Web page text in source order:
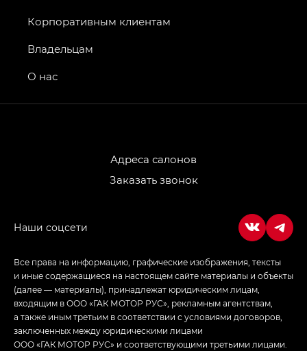
GT, Джи Эль — GL
GS4 — Джи Эс 4 (GS4) в комплектациях Джи Би
привод — GB AWD, Джи Эль Полный привод —
Empow — Эмпау (Empow) в комплектации
Адреса салонов
Заказать звонок
Корпоративным клиентам
Владельцам
О нас
Все права на информацию, графические изображения, тексты
и иные содержащиеся на настоящем сайте материалы и объекты
(далее — материалы), принадлежат юридическим лицам,
входящим в ООО «ГАК МОТОР РУС», рекламным агентствам,
а также иным третьим в соответствии с условиями договоров,
заключенных между юридическими лицами
ООО «ГАК МОТОР РУС» и соответствующими третьими лицами.